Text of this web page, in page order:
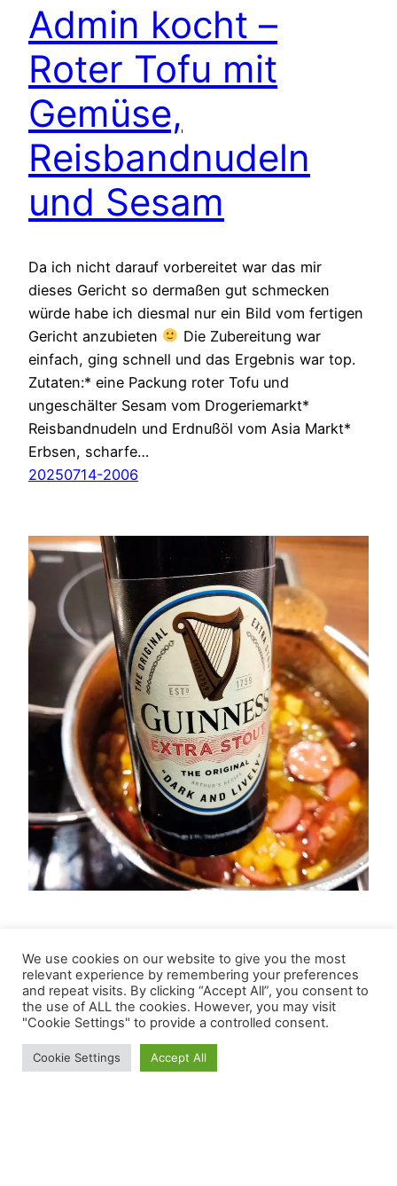
Admin kocht –
Roter Tofu mit
Gemüse,
Reisbandnudeln
und Sesam
Da ich nicht darauf vorbereitet war das mir
dieses Gericht so dermaßen gut schmecken
würde habe ich diesmal nur ein Bild vom fertigen
Gericht anzubieten
Die Zubereitung war
einfach, ging schnell und das Ergebnis war top.
Zutaten:* eine Packung roter Tofu und
ungeschälter Sesam vom Drogeriemarkt*
Reisbandnudeln und Erdnußöl vom Asia Markt*
Erbsen, scharfe…
20250714-2006
Admin kocht –
Linseneintopf
Auf vielfachen Wunsch eines einzelnen
Frickel-/Kochbruders ist das der Start für eine
We use cookies on our website to give you the most
relevant experience by remembering your preferences
and repeat visits. By clicking “Accept All”, you consent to
the use of ALL the cookies. However, you may visit
"Cookie Settings" to provide a controlled consent.
Cookie Settings Accept All